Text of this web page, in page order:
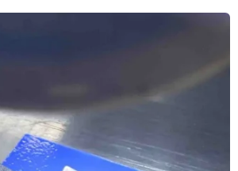
yết chứng khoán
Trump ngày 18/12 đã ký đạo luật
ty Trung Quốc khỏi sàn giao
nước này, trừ khi họ tuân thủ các tiêu